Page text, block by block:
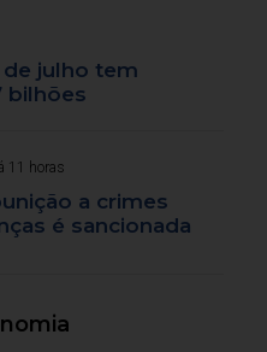
de julho tem
bilhões
11 horas
a crimes
é sancionada